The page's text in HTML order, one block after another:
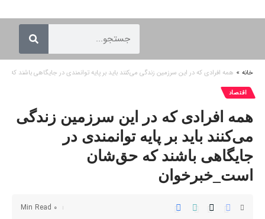
خانه » همه افرادی که در این سرزمین زندگی می‌کنند باید بر پایه توانمندی در جایگاهی باشند
اقتصاد
همه افرادی که در این سرزمین زندگی
می‌کنند باید بر پایه توانمندی در
جایگاهی باشند که حق‌شان
است_خبرخوان
0 Min Read